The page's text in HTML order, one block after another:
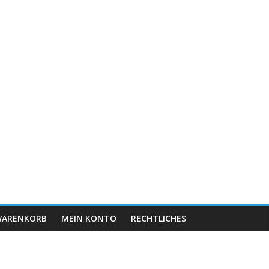
MEIN KONTO RECHTLICHES